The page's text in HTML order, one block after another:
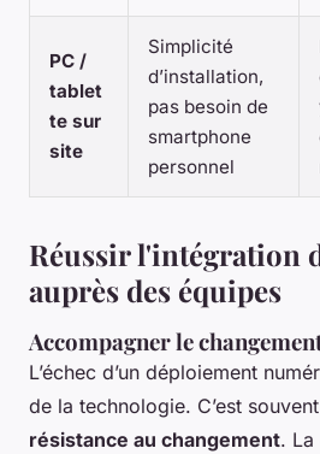
PC /
tablet
te sur
site
Simplicité
d’installation,
pas besoin de
smartphone
personnel
Réussir l'intégration
auprès des équipes
Accompagner le
L’échec d’un déploiement
de la technologie. C’est
résistance au changement. La